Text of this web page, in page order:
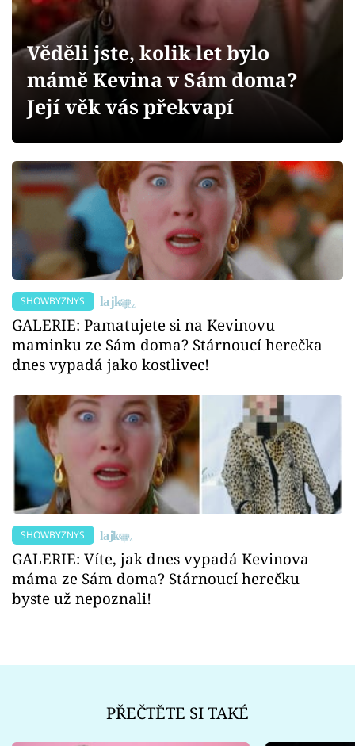
Videa
Sledujte prima+
Sledujte nás
Věděli jste, kolik let bylo
mámě Kevina v Sám doma?
Její věk vás překvapí
SHOWBYZNYS
GALERIE: Pamatujete si na Kevinovu
maminku ze Sám doma? Stárnoucí herečka
dnes vypadá jako kostlivec!
SHOWBYZNYS
GALERIE: Víte, jak dnes vypadá Kevinova
máma ze Sám doma? Stárnoucí herečku
byste už nepoznali!
PŘEČTĚTE SI TAKÉ